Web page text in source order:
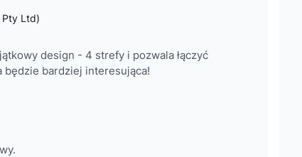
Ltd)
design - 4 strefy i pozwala łączyć
będzie bardziej interesująca!